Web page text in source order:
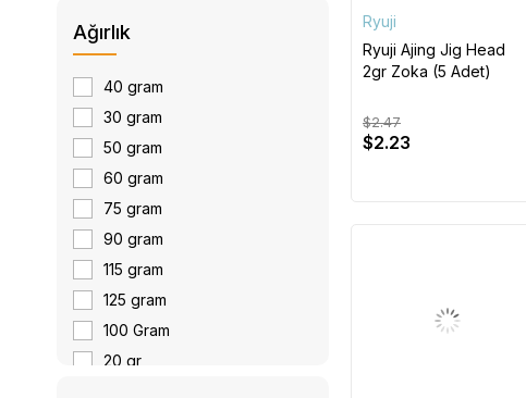
000
Ağırlık
40 gram
30 gram
50 gram
60 gram
75 gram
90 gram
115 gram
125 gram
100 Gram
20 gr
Ryuji
Ryuji Ajing Jig Head
2gr Zoka (5 Adet)
$2.23
$2.47